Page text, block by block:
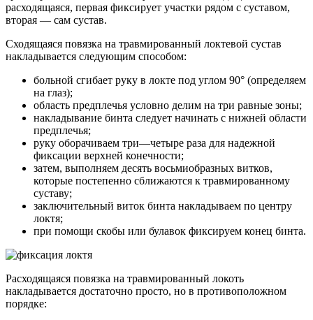
расходящаяся, первая фиксирует участки рядом с суставом,
вторая — сам сустав.
Сходящаяся повязка на травмированный локтевой сустав
накладывается следующим способом:
больной сгибает руку в локте под углом 90° (определяем
на глаз);
область предплечья условно делим на три равные зоны;
накладывание бинта следует начинать с нижней области
предплечья;
руку оборачиваем три—четыре раза для надежной
фиксации верхней конечности;
затем, выполняем десять восьмиобразных витков,
которые постепенно сближаются к травмированному
суставу;
заключительный виток бинта накладываем по центру
локтя;
при помощи скобы или булавок фиксируем конец бинта.
Расходящаяся повязка на травмированный локоть
накладывается достаточно просто, но в противоположном
порядке: